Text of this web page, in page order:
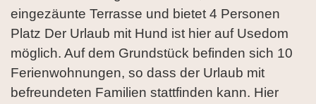
eingezäunte Terrasse und bietet 4 Personen
Platz Der Urlaub mit Hund ist hier auf Usedom
möglich. Auf dem Grundstück befinden sich 10
Ferienwohnungen, so dass der Urlaub mit
befreundeten Familien stattfinden kann. Hier